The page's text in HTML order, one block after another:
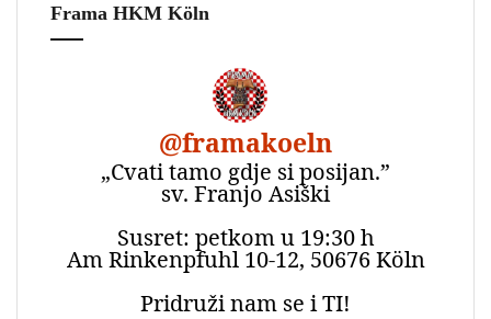
Frama HKM Köln
@framakoeln
„Cvati tamo gdje si posijan.”
sv. Franjo Asiški
Susret: petkom u 19:30 h
Am Rinkenpfuhl 10-12, 50676 Köln
Pridruži nam se i TI!